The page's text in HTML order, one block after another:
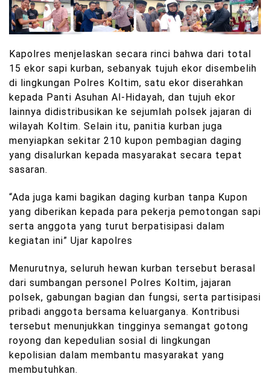
Kapolres menjelaskan secara rinci bahwa dari total
15 ekor sapi kurban, sebanyak tujuh ekor disembelih
di lingkungan Polres Koltim, satu ekor diserahkan
kepada Panti Asuhan Al-Hidayah, dan tujuh ekor
lainnya didistribusikan ke sejumlah polsek jajaran di
wilayah Koltim. Selain itu, panitia kurban juga
menyiapkan sekitar 210 kupon pembagian daging
yang disalurkan kepada masyarakat secara tepat
sasaran.
“Ada juga kami bagikan daging kurban tanpa Kupon
yang diberikan kepada para pekerja pemotongan sapi
serta anggota yang turut berpatisipasi dalam
kegiatan ini” Ujar kapolres
Menurutnya, seluruh hewan kurban tersebut berasal
dari sumbangan personel Polres Koltim, jajaran
polsek, gabungan bagian dan fungsi, serta partisipasi
pribadi anggota bersama keluarganya. Kontribusi
tersebut menunjukkan tingginya semangat gotong
royong dan kepedulian sosial di lingkungan
kepolisian dalam membantu masyarakat yang
membutuhkan.